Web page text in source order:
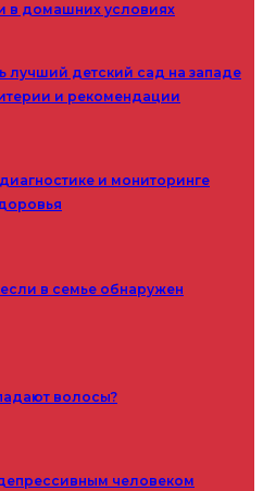
в домашних условиях
лучший детский сад на западе
и рекомендации
и мониторинге
в семье обнаружен
волосы?
человеком